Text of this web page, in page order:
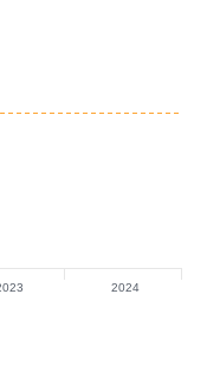
2024